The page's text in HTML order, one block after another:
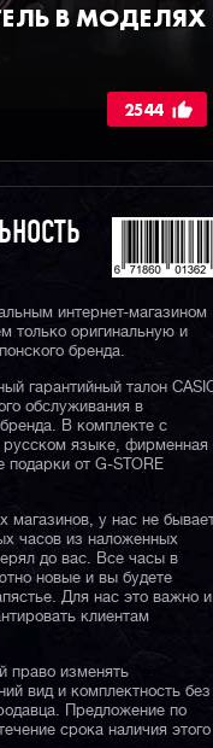
В МОДЕЛЯХ
2544
интернет-магазином
только оригинальную и
бренда.
гарантийный талон
обслуживания в
В комплекте с
русском языке, фирменная
от G-STORE
магазинов, у нас не
часов из наложенных
до вас. Все часы в
новые и вы будете
Для нас это важно и
клиентам
право изменять
вид и комплектность без
Предложение по
срока наличия этого